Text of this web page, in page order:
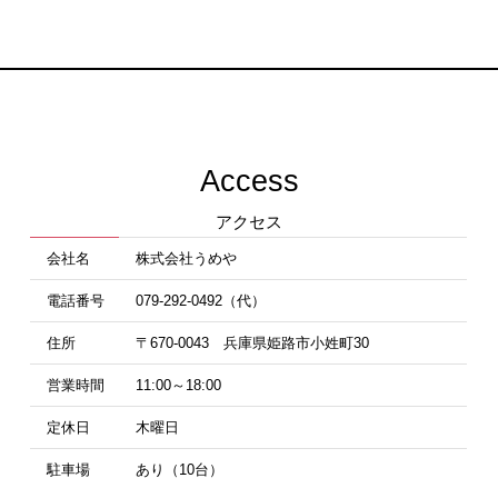
Access
アクセス
会社名 株式会社うめや
電話番号 079-292-0492（代）
住所 〒670-0043 兵庫県姫路市小姓町30
営業時間 11:00～18:00
定休日 木曜日
駐車場 あり（10台）